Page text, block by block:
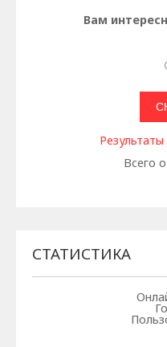
Вам
Результаты
Всего
СТАТИСТИКА